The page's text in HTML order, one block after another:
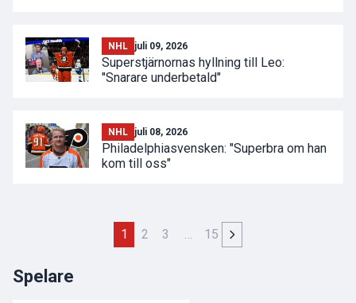
NHL juli 09, 2026
Superstjärnornas hyllning till Leo:
"Snarare underbetald"
NHL juli 08, 2026
Philadelphiasvensken: "Superbra om han
kom till oss"
1 2 3 … 15
Spelare